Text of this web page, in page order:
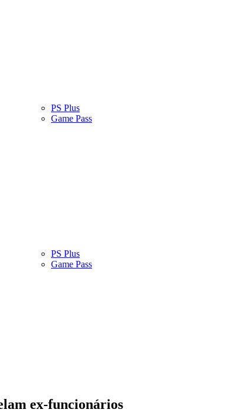
PS Plus
Game Pass
PS Plus
Game Pass
ex-funcionários